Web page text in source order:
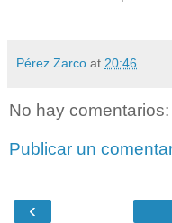
Pérez Zarco at 20:46
No hay comentarios:
Publicar un
‹